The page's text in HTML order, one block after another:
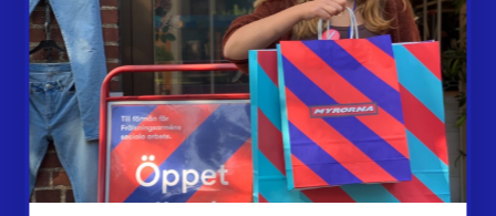
Lämna in
Vårt överskott
Inlämningsplatser
Om Myrorna
Lediga jobb
Pressrum